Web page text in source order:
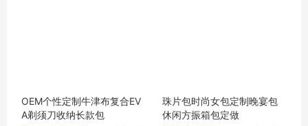
OEM个性定制牛津布复合EV
A剃须刀收纳长款包
珠片包时尚女包定制晚宴包
休闲方振箱包定做